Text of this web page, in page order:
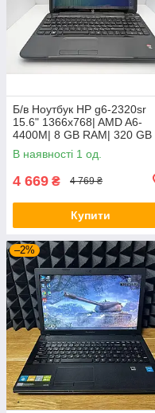
Б/в Ноутбук HP g6-2320sr
15.6" 1366x768| AMD A6-
4400M| 8 GB RAM| 320 GB
HDD| Radeon HD 7520G
В наявності 1 од.
4 669 ₴ 4 769 ₴
Купити
–2%